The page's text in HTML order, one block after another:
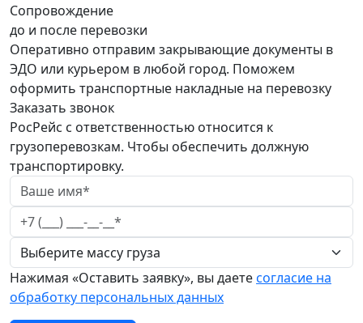
Сопровождение
до и после перевозки
Оперативно отправим закрывающие документы в
ЭДО или курьером в любой город. Поможем
оформить транспортные накладные на перевозку
Заказать звонок
РосРейс с ответственностью относится к
грузоперевозкам. Чтобы обеспечить должную
транспортировку.
Нажимая «Оставить заявку», вы даетесогласие на
обработку персональных данных